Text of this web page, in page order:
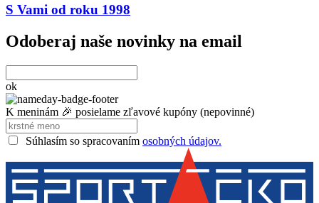
S Vami od roku 1998
Odoberaj naše novinky na email
ok
K meninám 🎉 posielame zľavové kupóny (nepovinné)
Súhlasím so spracovaním osobných údajov.